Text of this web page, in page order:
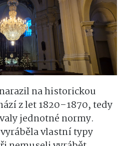
na historickou
z let 1820–1870, tedy
jednotné normy.
vlastní typy